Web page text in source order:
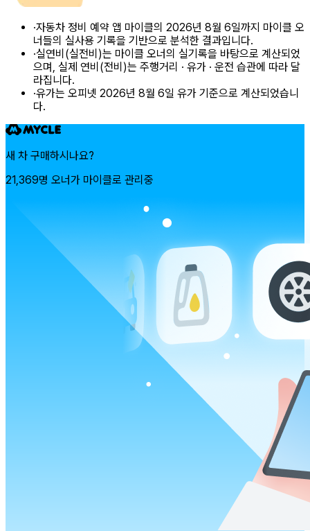
·자동차 정비 예약 앱 마이클의 2026년 8월 6일까지 마이클 오
너들의 실사용 기록을 기반으로 분석한 결과입니다.
·실연비(실전비)는 마이클 오너의 실기록을 바탕으로 계산되었
으며, 실제 연비(전비)는 주행거리 · 유가 · 운전 습관에 따라 달
라집니다.
·유가는 오피넷 2026년 8월 6일 유가 기준으로 계산되었습니
다.
새 차 구매하시나요?
21,369명 오너가 마이클로 관리중